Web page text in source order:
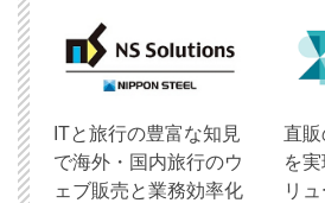
ITと旅行の豊富な知見
で海外・国内旅行のウ
ェブ販売と業務効率化
直
を
リ